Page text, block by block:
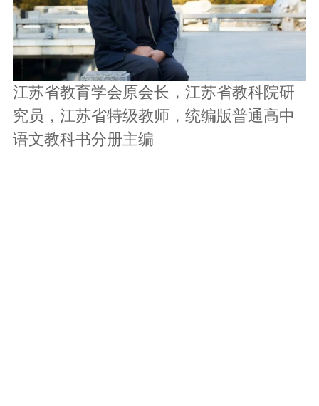
江苏省教育学会原会长，江苏省教科院研
究员，江苏省特级教师，统编版普通高中
语文教科书分册主编